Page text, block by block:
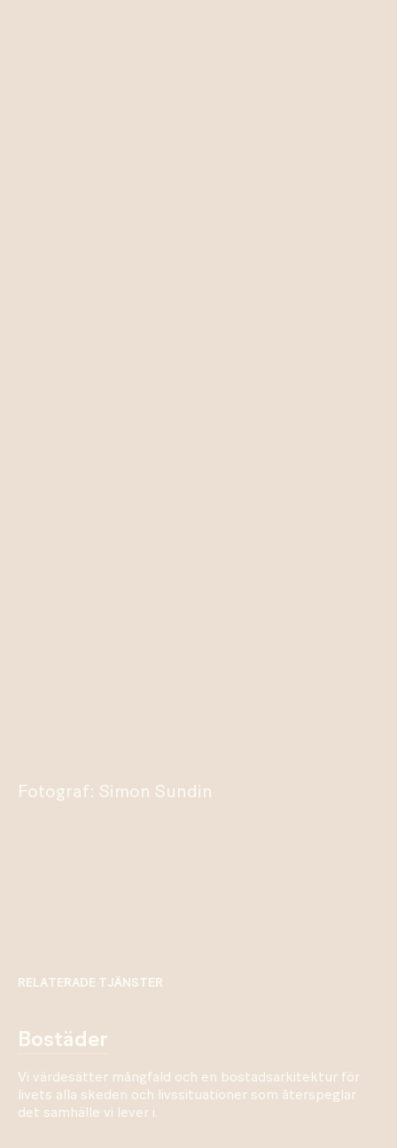
Fotograf: Simon Sundin
RELATERADE TJÄNSTER
bostäder
Vi värdesätter mångfald och en bostadsarkitektur för
livets alla skeden och livssituationer som återspeglar
det samhälle vi lever i.